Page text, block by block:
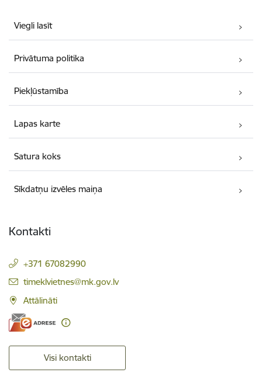
Viegli lasīt
Privātuma politika
Piekļūstamība
Lapas karte
Satura koks
Sīkdatņu izvēles maiņa
Kontakti
+371 67082990
E-pasts:
timeklvietnes@mk.gov.lv
Attālināti
Visi kontakti